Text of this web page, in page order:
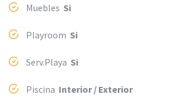
Muebles Si
Playroom Si
Serv.Playa Si
Piscina Interior / Exterior